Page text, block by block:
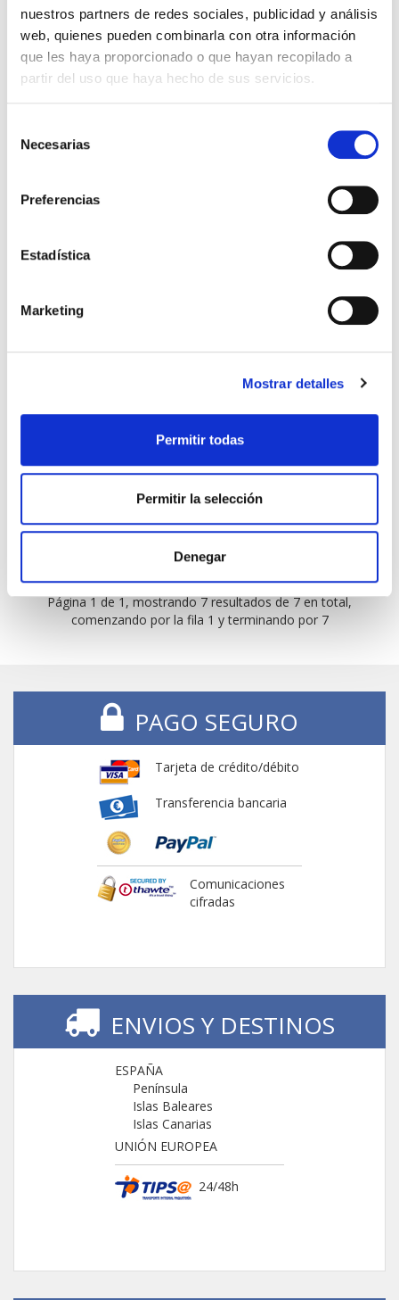
nuestros partners de redes sociales, publicidad y análisis
web, quienes pueden combinarla con otra información
que les haya proporcionado o que hayan recopilado a
partir del uso que haya hecho de sus servicios.
Necesarias
Preferencias
Estadística
Marketing
Mostrar detalles
Permitir todas
Permitir la selección
Denegar
SALMAGNE (125ml) 12,42€
- +
(2 modelos)
entre 10,34€
Página 1 de 1, mostrando 7 resultados de 7 en total,
comenzando por la fila 1 y terminando por 7
PAGO SEGURO
Tarjeta de crédito/débito
Transferencia bancaria
Comunicaciones
cifradas
ENVIOS Y DESTINOS
ESPAÑA
Península
Islas Baleares
Islas Canarias
UNIÓN EUROPEA
24/48h